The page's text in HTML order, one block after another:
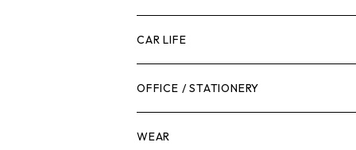
工具箱
作業台
脚立
日用品
ボディケア
ガーデンツール
ガーデンチェア
キャビネット・ツールハンガー
スツール
バンジーバンド
ストレージボックス
CAR LIFE
メンテナンスグッズ
車内グッズ
OFFICE / STATIONERY
WEAR